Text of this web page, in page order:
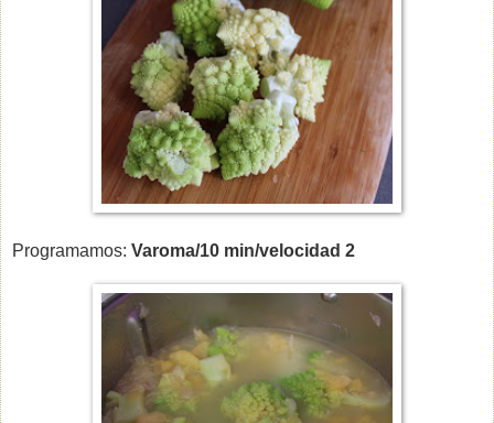
Programamos: Varoma/10 min/velocidad 2